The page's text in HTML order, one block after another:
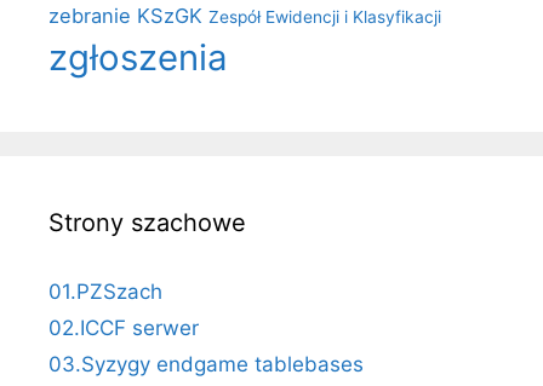
zebranie KSzGK Zespół Ewidencji i Klasyfikacji
zgłoszenia
Strony szachowe
01.PZSzach
02.ICCF serwer
03.Syzygy endgame tablebases